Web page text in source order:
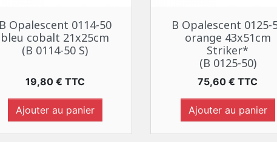
Aperçu rapide
B Opalescent 0114-50
bleu cobalt 21x25cm
(B 0114-50 S)
Prix
19,80 € TTC
Ajouter au panier
Aperçu rapide
B Opalescent 0125-
orange 43x51cm
Striker*
(B 0125-50)
Prix
75,60 € TTC
Ajouter au panier